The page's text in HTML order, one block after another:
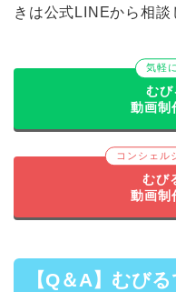
きは公式LINEから相談
気軽
む
動画
コンシェル
むび
動画
【Q＆A】むび